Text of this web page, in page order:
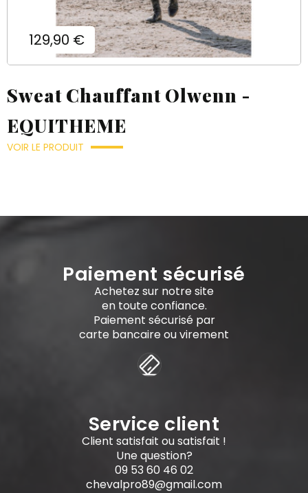
Prix
129,90 €
Sweat Chauffant Olwenn -
EQUITHEME
VOIR LE PRODUIT
Paiement sécurisé
Achetez sur notre site
en toute confiance.
Paiement sécurisé par
carte bancaire ou virement
Service client
Client satisfait ou satisfait !
Une question?
09 53 60 46 02
chevalpro89@gmail.com